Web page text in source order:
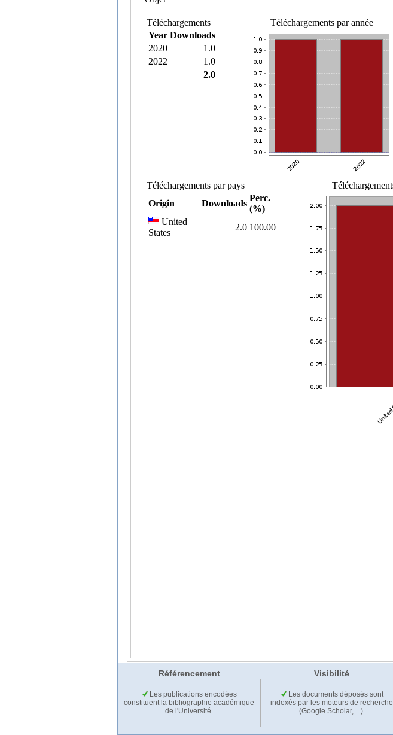
Référencement Visibilité
Les publications encodées
constituent la bibliographie académique
de l'Université.
Les documents déposés sont
indexés par les moteurs de recherche
(Google Scholar,…).